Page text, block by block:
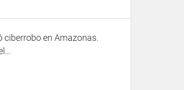
ciberrobo en Amazonas.